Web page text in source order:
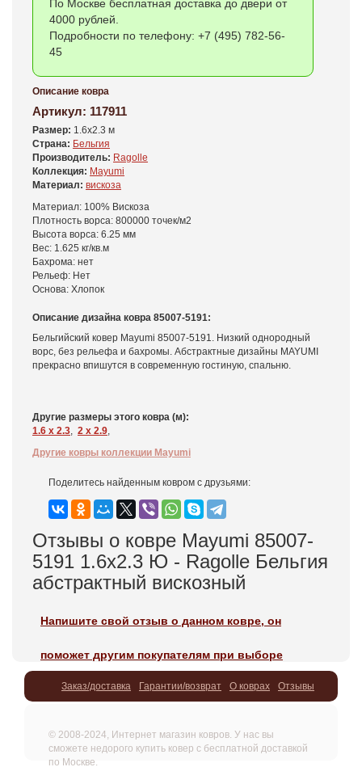
По Москве бесплатная доставка до двери от
4000 рублей.
Подробности по телефону: +7 (495) 782-56-
45
Описание ковра
Артикул: 117911
Размер: 1.6x2.3 м
Страна: Бельгия
Производитель: Ragolle
Коллекция: Mayumi
Материал: вискоза
Материал: 100% Вискоза
Плотность ворса: 800000 точек/м2
Высота ворса: 6.25 мм
Вес: 1.625 кг/кв.м
Бахрома: нет
Рельеф: Нет
Основа: Хлопок
Описание дизайна ковра 85007-5191:
Бельгийский ковер Mayumi 85007-5191. Низкий однородный
ворс, без рельефа и бахромы. Абстрактные дизайны MAYUMI
прекрасно впишутся в современную гостиную, спальню.
Другие размеры этого ковра (м):
1.6 x 2.3, 2 x 2.9,
Другие ковры коллекции Mayumi
Поделитесь найденным ковром с друзьями:
Отзывы о ковре Mayumi 85007-
5191 1.6x2.3 Ю - Ragolle Бельгия
абстрактный вискозный
Напишите свой отзыв о данном ковре, он
поможет другим покупателям при выборе
Заказ/доставка Гарантии/возврат О коврах Отзывы
© 2008-2024, Интернет магазин ковров. У нас вы
сможете недорого купить ковер с бесплатной доставкой
по Москве.